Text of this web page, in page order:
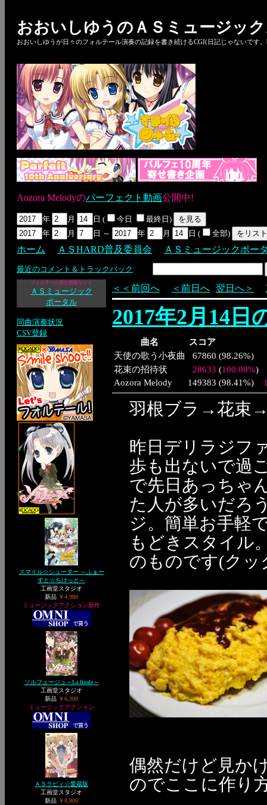
おおいしゆうのＡＳミュージッ
おおいしゆうが日々のフォルテール演奏の記録を書き続けるCGI(日記じゃないです
Aozora Melodyのパーフェクト動画公開中!
年 月 日 ( 今日
最終日)
年
月 日 ～ 年 月 日 ( 全部)
ホーム ＡＳHARD普及委員会 ＡＳミュージックポー
最近のコメント＆トラックバック
フォルテール総合情報サイト
ＡＳミュージック
ポータル
同曲演奏状況
CSV登録
スマイル☆シューター ～ふぁー
すと☆ちけっと～
工画堂スタジオ
新品 ￥4,980
ミュージックアクション新作
ソルフェージュ～La finale～
工画堂スタジオ
新品 ￥6,300
ミュージックアクション
ＡＳラビィ☆愛蔵版
工画堂スタジオ
新品 ￥8,800
＜＜前回へ ＜前日へ 翌日へ＞
2017年2月14日
曲名
スコア
天使の歌う小夜曲
67860 (98.26%)
花束の招待状
28633 (100.00%)
Aozora Melody
149383 (98.41%)
羽根ブラ→花束
昨日デリラジフ
歩も出ないで過
で先日あっちゃ
た人が多いだろ
ジ。簡単お手軽
もどきスタイル
のものです(ク
偶然だけど見か
のでここに作り